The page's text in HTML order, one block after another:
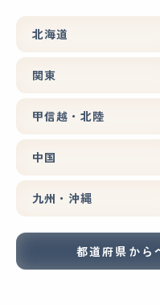
北海道
関東
甲信越・北陸
中国
九州・沖縄
都道府県から